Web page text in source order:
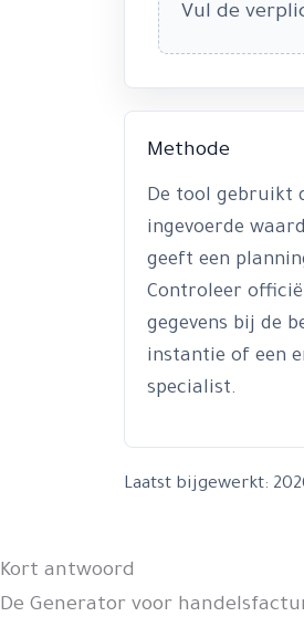
Vul de
Methode
De tool gebruikt
ingevoerde
geeft een
Controleer
gegevens bij de
instantie of een
specialist.
Laatst bijgewerkt:
Kort antwoord
De Generator voor